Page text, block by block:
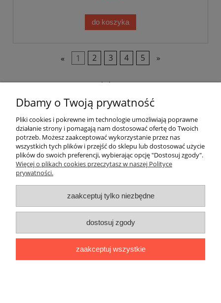
do koszyka
« 1 2 3 4 5 »
Moje konto
Informacje
O nas
Nie ma wątpliwości, że decydując się na zakup artykułów dla
najmłodszych, kluczowe jest zwrócenie szczególnej uwagi na ich
jakość oraz bezpieczeństwo. Warto więc wybrać renomowany
interesujących, dopasowanych do jego potrzeb produktów, to
FAJNEBAJERY.PLz pewnością okaże się doskonałym miejscem na
W ramach naszej oferty znajdziesz różnorodne
od sprawdzonych producentów, w tym zagraniczne produkty
zabawek edukacyjnych,artykułów szkolnychi wiele więcej!
Serdecznie zachęcamy do bliższego zapoznania się z
Dbamy o Twoją prywatność
Pliki cookies i pokrewne im technologie umożliwiają poprawne
działanie strony i pomagają nam dostosować ofertę do Twoich
potrzeb. Możesz zaakceptować wykorzystanie przez nas
wszystkich tych plików i przejść do sklepu lub dostosować użycie
plików do swoich preferencji, wybierając opcję "Dostosuj zgody".
Więcej o plikach cookies przeczytasz w naszej Polityce
prywatności.
zaakceptuj tylko niezbędne
dostosuj zgody
zaakceptuj wszystkie